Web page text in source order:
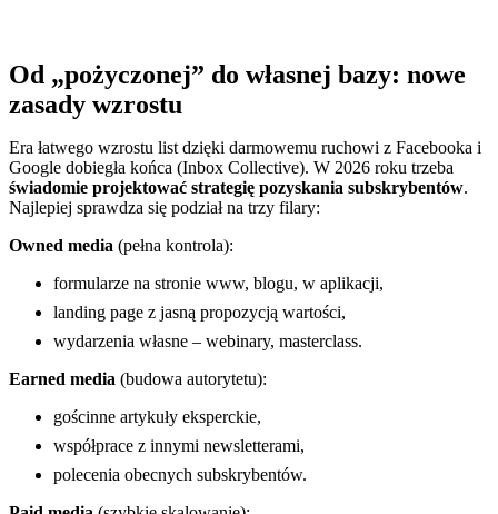
Od „pożyczonej” do własnej bazy: nowe
zasady wzrostu
Era łatwego wzrostu list dzięki darmowemu ruchowi z Facebooka i
Google dobiegła końca (Inbox Collective). W 2026 roku trzeba
świadomie projektować strategię pozyskania subskrybentów.
Najlepiej sprawdza się podział na trzy filary:
Owned media (pełna kontrola):
formularze na stronie www, blogu, w aplikacji,
landing page z jasną propozycją wartości,
wydarzenia własne – webinary, masterclass.
Earned media (budowa autorytetu):
gościnne artykuły eksperckie,
współprace z innymi newsletterami,
polecenia obecnych subskrybentów.